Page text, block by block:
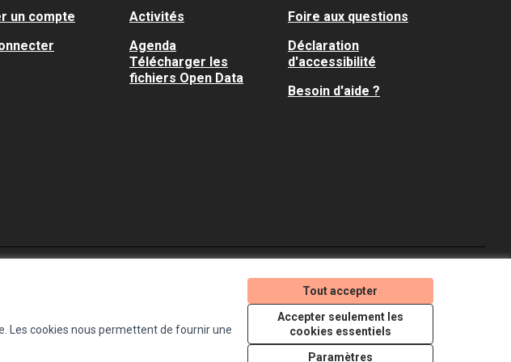
Les cookies nous permettent de fournir une
Tout accepter
Accepter seulement les
cookies essentiels
Paramètres
un compte
Activités
Agenda
Télécharger les
fichiers Open Data
Foire aux questions
Déclaration
d'accessibilité
Besoin d'aide ?
(Lien externe)
(Lien externe)
(Lien externe)
Licence Creative
(Lien externe)